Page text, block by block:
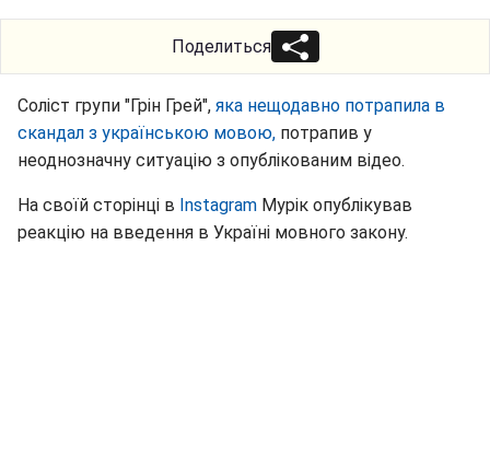
Поделиться
Соліст групи "Грін Грей", яка нещодавно потрапила в
скандал з українською мовою, потрапив у
неоднозначну ситуацію з опублікованим відео.
На своїй сторінці в Instagram Мурік опублікував
реакцію на введення в Україні мовного закону.